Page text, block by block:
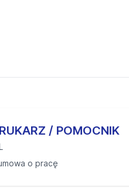
/ POMOCNIK
o pracę